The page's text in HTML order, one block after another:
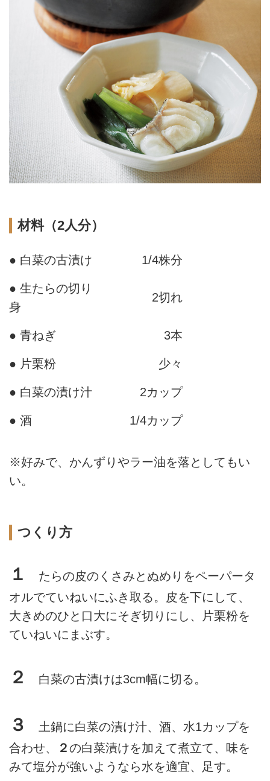
材料（2人分）
● 白菜の古漬け 1/4株分
● 生たらの切り
身
2切れ
● 青ねぎ 3本
● 片栗粉 少々
● 白菜の漬け汁 2カップ
● 酒 1/4カップ
※好みで、かんずりやラー油を落としてもい
い。
つくり方
１
たらの皮のくさみとぬめりをペーパータ
オルでていねいにふき取る。皮を下にして、
大きめのひと口大にそぎ切りにし、片栗粉を
ていねいにまぶす。
２ 白菜の古漬けは3cm幅に切る。
３
土鍋に白菜の漬け汁、酒、水1カップを
合わせ、
２の白菜漬けを加えて煮立て、味を
みて塩分が強いようなら水を適宜、足す。